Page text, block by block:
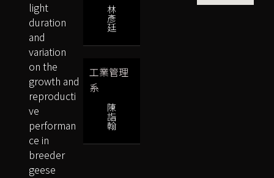
林
彥
廷
工業管理
系
陳
詣
翰
light
duration
and
variation
on the
growth and
reproducti
ve
performan
ce in
breeder
geese